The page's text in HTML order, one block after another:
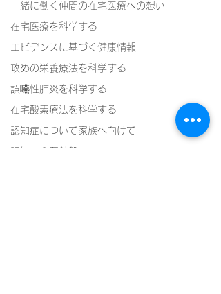
一緒に働く仲間の在宅医療への想い
在宅医療を科学する
エビデンスに基づく健康情報
攻めの栄養療法を科学する
誤嚥性肺炎を科学する
在宅酸素療法を科学する
認知症について家族へ向けて
認知症の羅針盤